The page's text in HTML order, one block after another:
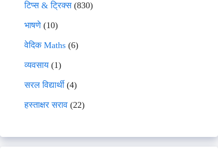
टिप्स & ट्रिक्स(830)
भाषणे(10)
वेदिक Maths (6)
व्यवसाय(1)
सरल विद्यार्थी(4)
हस्ताक्षर सराव (22)